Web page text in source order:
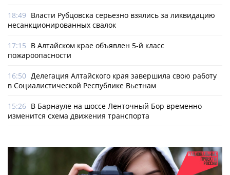
18:49 Власти Рубцовска серьезно взялись за ликвидацию
несанкционированных свалок
17:15 В Алтайском крае объявлен 5-й класс
пожароопасности
16:50 Делегация Алтайского края завершила свою работу
в Социалистической Республике Вьетнам
15:26 В Барнауле на шоссе Ленточный Бор временно
изменится схема движения транспорта